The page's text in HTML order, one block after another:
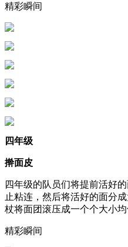
精彩瞬间
四年级
擀面皮
四年级的队员们将提前活好
止粘连，然后将活好的面分
杖将面团滚压成一个个大小均
精彩瞬间